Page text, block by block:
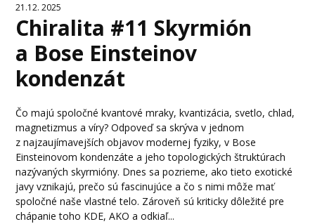
21.12. 2025
Chiralita #11 Skyrmión
a Bose Einsteinov
kondenzát
Čo majú spoločné kvantové mraky, kvantizácia, svetlo, chlad,
magnetizmus a víry? Odpoveď sa skrýva v jednom
z najzaujímavejších objavov modernej fyziky, v Bose
Einsteinovom kondenzáte a jeho topologických štruktúrach
nazývaných skyrmióny. Dnes sa pozrieme, ako tieto exotické
javy vznikajú, prečo sú fascinujúce a čo s nimi môže mať
spoločné naše vlastné telo. Zároveň sú kriticky dôležité pre
chápanie toho KDE, AKO a odkiaľ...